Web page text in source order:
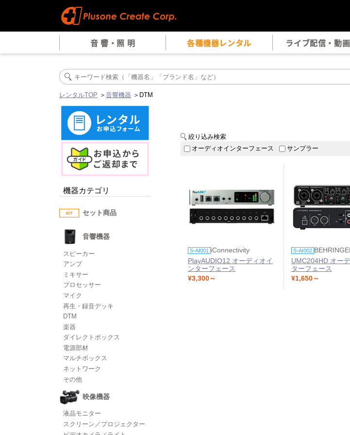
音 響・照 明 各種機器レンタル ライブ配信・動
レンタルTOP ＞ 音響機器 ＞DTM
機器カテゴリ
セット商品
音響機器
スピーカー
アンプ
ミキサー
プロセッサー
マイク
再生・録音デッキ
DTM
楽器
ダイレクトボックス
電源部材
マルチボックス
ネットワーク
その他
映像機器
液晶モニター
スクリーン／プロジェクター
絞り込み検索
オーディオインターフェース
サンプラー
S-AI001 iConnectivity
PlayAUDIO12 オーディオイ
ンターフェース
¥3,300～
S-AI002
UMC204HD オー
ターフェース
¥1,650～